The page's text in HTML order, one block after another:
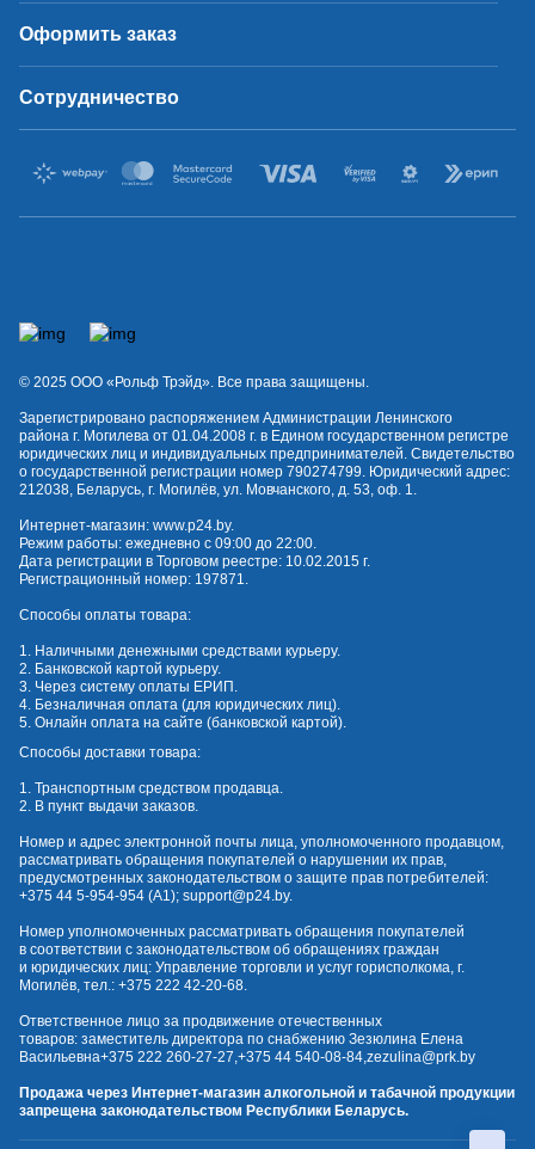
Оформить заказ
Сотрудничество
© 2025 OOO «Рольф Трэйд». Все права защищены.
Зарегистрировано распоряжением Администрации Ленинского
района г. Могилева от 01.04.2008 г. в Едином государственном регистре
юридических лиц и индивидуальных предпринимателей. Свидетельство
о государственной регистрации номер 790274799. Юридический адрес:
212038, Беларусь, г. Могилёв, ул. Мовчанского, д. 53, оф. 1.
Интернет-магазин: www.p24.by.
Режим работы: ежедневно с 09:00 до 22:00.
Дата регистрации в Торговом реестре: 10.02.2015 г.
Регистрационный номер: 197871.
Способы оплаты товара:
1. Наличными денежными средствами курьеру.
2. Банковской картой курьеру.
3. Через систему оплаты ЕРИП.
4. Безналичная оплата (для юридических лиц).
5. Онлайн оплата на сайте (банковской картой).
Способы доставки товара:
1. Транспортным средством продавца.
2. В пункт выдачи заказов.
Номер и адрес электронной почты лица, уполномоченного продавцом,
рассматривать обращения покупателей о нарушении их прав,
предусмотренных законодательством о защите прав потребителей:
+375 44 5-954-954 (А1); support@p24.by.
Номер уполномоченных рассматривать обращения покупателей
в соответствии с законодательством об обращениях граждан
и юридических лиц: Управление торговли и услуг горисполкома, г.
Могилёв, тел.: +375 222 42-20-68.
Ответственное лицо за продвижение отечественных
товаров: заместитель директора по снабжению Зезюлина Елена
Васильевна+375 222 260-27-27,+375 44 540-08-84,zezulina@prk.by
Продажа через Интернет-магазин алкогольной и табачной продукции
запрещена законодательством Республики Беларусь.